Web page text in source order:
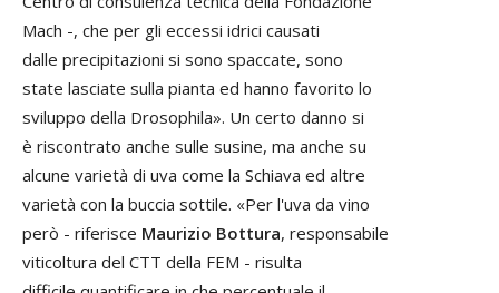
Mach -, che per gli eccessi idrici causati
dalle precipitazioni si sono spaccate, sono
state lasciate sulla pianta ed hanno favorito lo
sviluppo della Drosophila». Un certo danno si
è riscontrato anche sulle susine, ma anche su
alcune varietà di uva come la Schiava ed altre
varietà con la buccia sottile. «Per l'uva da vino
però - riferisce Maurizio Bottura, responsabile
viticoltura del CTT della FEM - risulta